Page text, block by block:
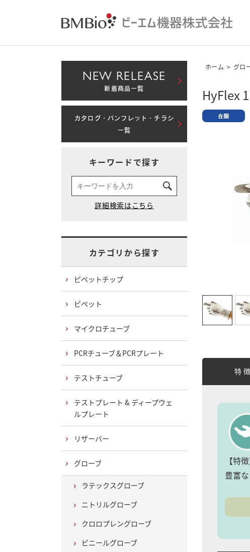
ホーム > グロ
HyFlex
特 徴
【特徴
豊富
NEW RELEASE
新着商品一覧
カタログ・パンフレット・チラシ
一覧
キーワードで探す
カテゴリから探す
ピペットチップ
ピペット
マイクロチューブ
PCRチューブ＆PCRプレート
テストチューブ
テストプレート & ディープウェ
ルプレート
リザーバー
グローブ
ラテックスグローブ
ニトリルグローブ
クロロプレングローブ
ビニールグローブ